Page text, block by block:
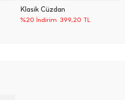
Klasik Cüzdan
%20 İndirim 399,20 TL